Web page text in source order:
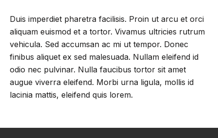
Duis imperdiet pharetra facilisis. Proin ut arcu et orci
aliquam euismod et a tortor. Vivamus ultricies rutrum
vehicula. Sed accumsan ac mi ut tempor. Donec
finibus aliquet ex sed malesuada. Nullam eleifend id
odio nec pulvinar. Nulla faucibus tortor sit amet
augue viverra eleifend. Morbi urna ligula, mollis id
lacinia mattis, eleifend quis lorem.